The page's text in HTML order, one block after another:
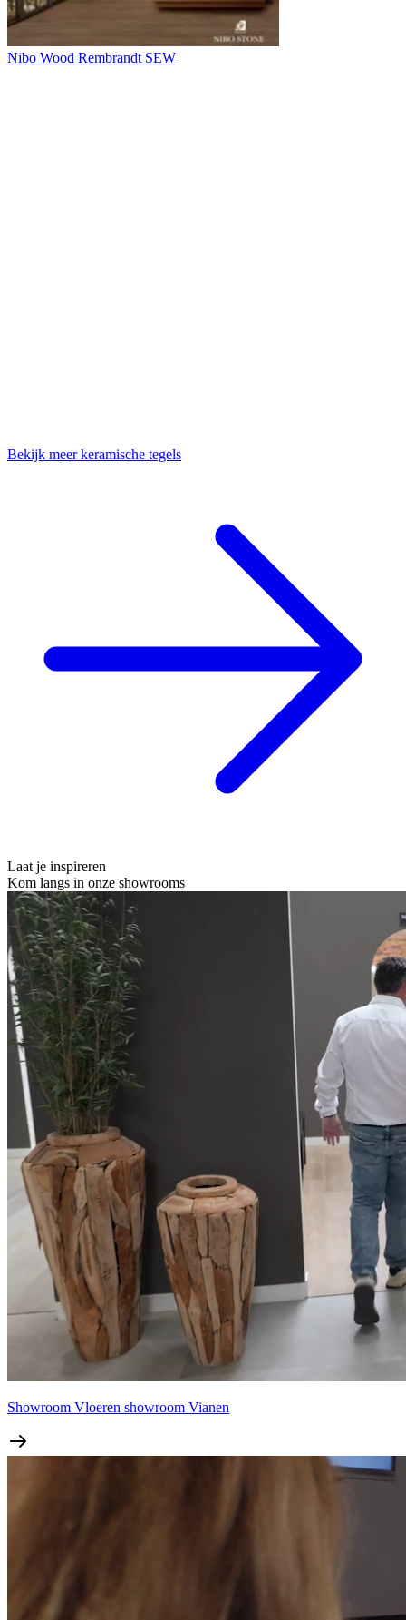
Nibo Wood Rembrandt SEW
Bekijk meer keramische tegels
Laat je inspireren
Kom langs in onze showrooms
Showroom Vloeren showroom Vianen